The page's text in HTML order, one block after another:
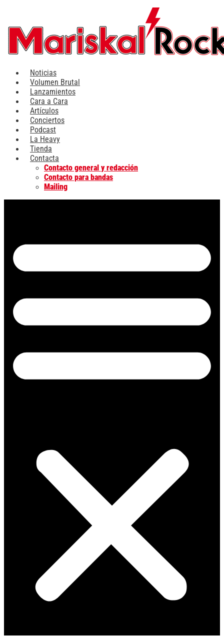
contenido
Noticias
Volumen Brutal
Lanzamientos
Cara a Cara
Artículos
Conciertos
Podcast
La Heavy
Tienda
Contacta
Contacto general y redacción
Contacto para bandas
Mailing